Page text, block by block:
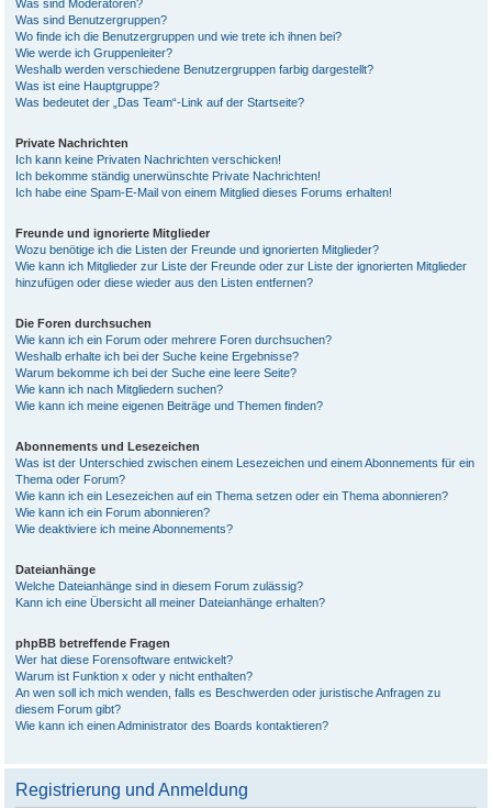
Was sind Moderatoren?
Was sind Benutzergruppen?
Wo finde ich die Benutzergruppen und wie trete ich ihnen bei?
Wie werde ich Gruppenleiter?
Weshalb werden verschiedene Benutzergruppen farbig dargestellt?
Was ist eine Hauptgruppe?
Was bedeutet der „Das Team“-Link auf der Startseite?
Private Nachrichten
Ich kann keine Privaten Nachrichten verschicken!
Ich bekomme ständig unerwünschte Private Nachrichten!
Ich habe eine Spam-E-Mail von einem Mitglied dieses Forums erhalten!
Freunde und ignorierte Mitglieder
Wozu benötige ich die Listen der Freunde und ignorierten Mitglieder?
Wie kann ich Mitglieder zur Liste der Freunde oder zur Liste der ignorierten Mitglieder
hinzufügen oder diese wieder aus den Listen entfernen?
Die Foren durchsuchen
Wie kann ich ein Forum oder mehrere Foren durchsuchen?
Weshalb erhalte ich bei der Suche keine Ergebnisse?
Warum bekomme ich bei der Suche eine leere Seite?
Wie kann ich nach Mitgliedern suchen?
Wie kann ich meine eigenen Beiträge und Themen finden?
Abonnements und Lesezeichen
Was ist der Unterschied zwischen einem Lesezeichen und einem Abonnements für ein
Thema oder Forum?
Wie kann ich ein Lesezeichen auf ein Thema setzen oder ein Thema abonnieren?
Wie kann ich ein Forum abonnieren?
Wie deaktiviere ich meine Abonnements?
Dateianhänge
Welche Dateianhänge sind in diesem Forum zulässig?
Kann ich eine Übersicht all meiner Dateianhänge erhalten?
phpBB betreffende Fragen
Wer hat diese Forensoftware entwickelt?
Warum ist Funktion x oder y nicht enthalten?
An wen soll ich mich wenden, falls es Beschwerden oder juristische Anfragen zu
diesem Forum gibt?
Wie kann ich einen Administrator des Boards kontaktieren?
Registrierung und Anmeldung